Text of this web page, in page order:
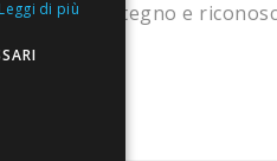
Sostegno e
Leggi di più